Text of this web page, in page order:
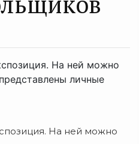
На ней можно
личные
На ней можно